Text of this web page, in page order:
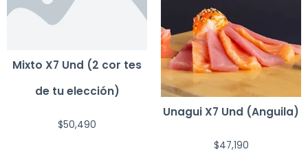
Mixto X7 Und (2 cor tes
de tu elección)
$50,490
Unagui X7 Und (Anguila)
$47,190